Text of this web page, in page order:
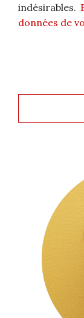
indésirables.
données de